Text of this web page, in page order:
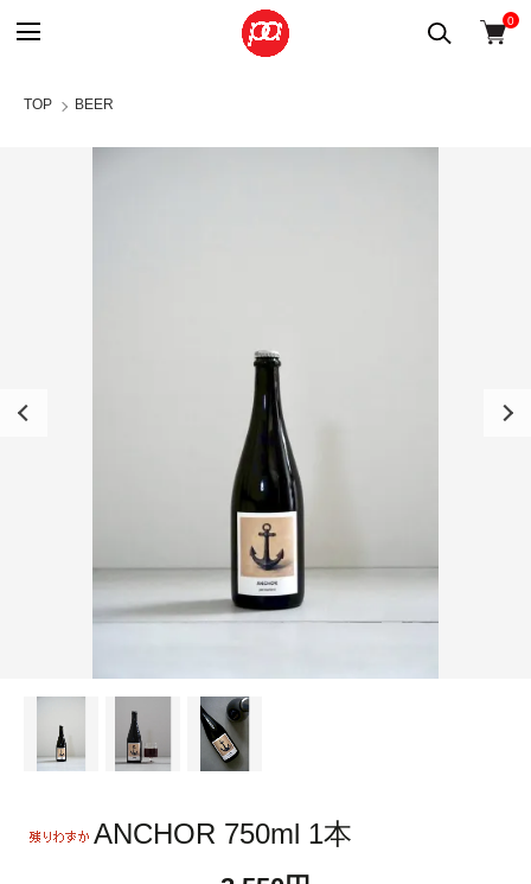
0
TOP BEER
ANCHOR 750ml 1本